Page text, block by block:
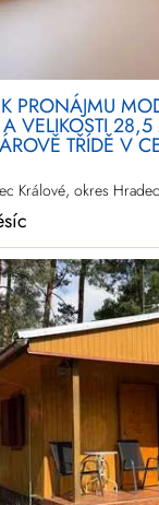
PRONÁJMU
VELIKOSTI
TŘÍDĚ V
Králové, okres